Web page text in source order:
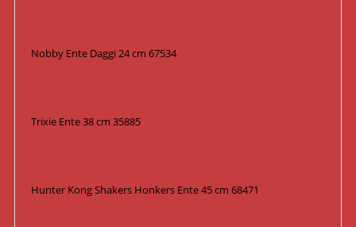
Nobby Ente Daggi 24 cm 67534
Trixie Ente 38 cm 35885
Hunter Kong Shakers Honkers Ente 45 cm 68471